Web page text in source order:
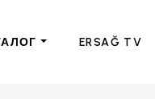
ERSAĞ TV